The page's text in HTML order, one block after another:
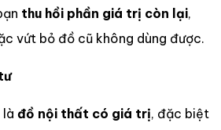
thu hồi phần giá trị còn lại,
vứt bỏ đồ cũ không dùng được.
là đồ nội thất có giá trị, đặc biệt